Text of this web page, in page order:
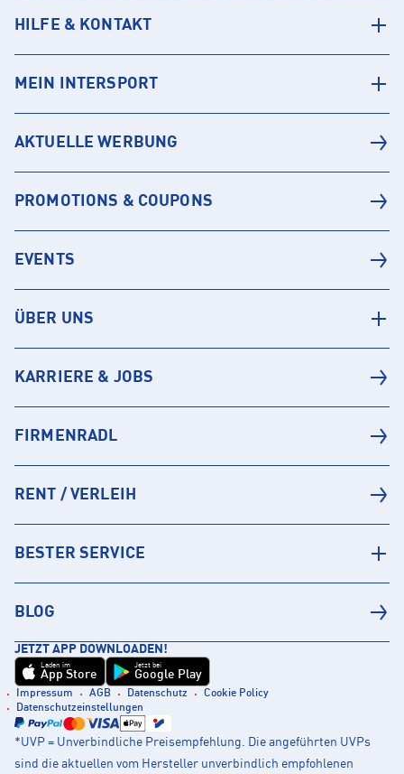
HILFE & KONTAKT
MEIN INTERSPORT
AKTUELLE WERBUNG
PROMOTIONS & COUPONS
EVENTS
ÜBER UNS
KARRIERE & JOBS
FIRMENRADL
RENT / VERLEIH
BESTER SERVICE
BLOG
JETZT APP DOWNLOADEN!
Laden im
App Store
Jetzt bei
Google Play
Impressum AGB Datenschutz
Cookie Policy
Datenschutzeinstellungen
*UVP = Unverbindliche Preisempfehlung. Die angeführten UVPs
sind die aktuellen vom Hersteller unverbindlich empfohlenen